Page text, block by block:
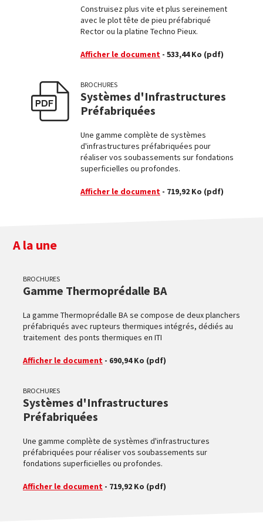
Construisez plus vite et plus sereinement
avec le plot tête de pieu préfabriqué
Rector ou la platine Techno Pieux.
Afficher le document - 533,44 Ko (pdf)
BROCHURES
Systèmes d'Infrastructures
Préfabriquées
Une gamme complète de systèmes
d'infrastructures préfabriquées pour
réaliser vos soubassements sur fondations
superficielles ou profondes.
Afficher le document - 719,92 Ko (pdf)
A la une
BROCHURES
Gamme Thermoprédalle BA
La gamme Thermoprédalle BA se compose de deux planchers
préfabriqués avec rupteurs thermiques intégrés, dédiés au
traitement des ponts thermiques en ITI
Afficher le document - 690,94 Ko (pdf)
BROCHURES
Systèmes d'Infrastructures
Préfabriquées
Une gamme complète de systèmes d'infrastructures
préfabriquées pour réaliser vos soubassements sur
fondations superficielles ou profondes.
Afficher le document - 719,92 Ko (pdf)